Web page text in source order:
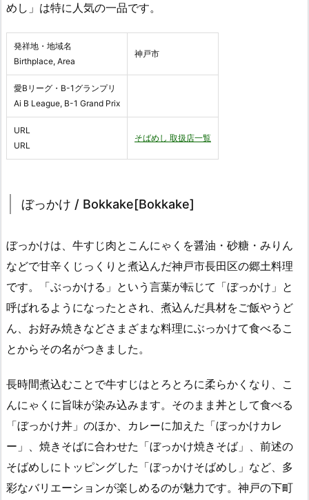
めし」は特に人気の一品です。
発祥地・地域名
Birthplace, Area
神戸市
愛Bリーグ・B-1グランプリ
Ai B League, B-1 Grand Prix
URL
URL
そばめし 取扱店一覧
ぼっかけ / Bokkake[Bokkake]
ぼっかけは、牛すじ肉とこんにゃくを醤油・砂糖・みりん
などで甘辛くじっくりと煮込んだ神戸市長田区の郷土料理
です。「ぶっかける」という言葉が転じて「ぼっかけ」と
呼ばれるようになったとされ、煮込んだ具材をご飯やうど
ん、お好み焼きなどさまざまな料理にぶっかけて食べるこ
とからその名がつきました。
長時間煮込むことで牛すじはとろとろに柔らかくなり、こ
んにゃくに旨味が染み込みます。そのまま丼として食べる
「ぼっかけ丼」のほか、カレーに加えた「ぼっかけカレ
ー」、焼きそばに合わせた「ぼっかけ焼きそば」、前述の
そばめしにトッピングした「ぼっかけそばめし」など、多
彩なバリエーションが楽しめるのが魅力です。神戸の下町